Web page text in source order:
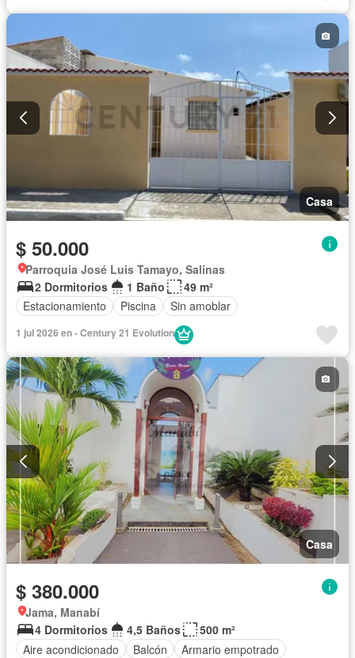
Casa
$ 50.000
Parroquia José Luis Tamayo, Salinas
2 Dormitorios
1 Baño
49 m²
Estacionamiento
Piscina Sin amoblar
1 jul 2026 en - Century 21 Evolution
Casa
$ 380.000
Jama, Manabí
4 Dormitorios
4,5 Baños
500 m²
Aire acondicionado
Balcón
Armario empotrado